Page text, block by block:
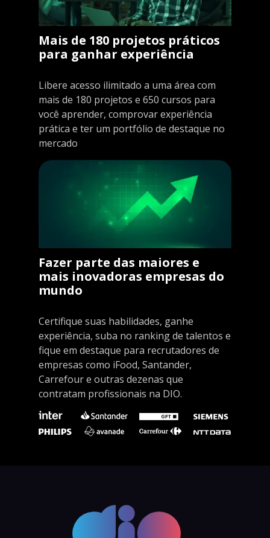
Mais de 180 projetos práticos
para ganhar experiência
Libere acesso ilimitado a uma área com
mais de 180 projetos e 650 cursos para
você aprender, comprovar experiência
prática e ter um portfólio de destaque no
mercado
Fazer parte das maiores e
mais inovadoras empresas do
mundo
Certifique suas habilidades, ganhe
experiência, suba no ranking de talentos e
fique em destaque para recrutadores de
empresas como iFood, Santander,
Carrefour e outras dezenas que
contratam profissionais na DIO.